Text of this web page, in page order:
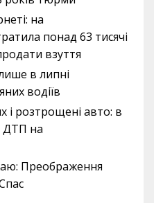
на
понад 63 тисячі
взуття
в липні
водіїв
і розтрощені авто: в
ДТП на
Преображення